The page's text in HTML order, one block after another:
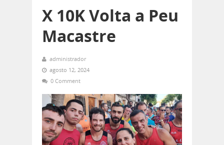
X 10K Volta a Peu
Macastre
administrador
agosto 12, 2024
0 Comment